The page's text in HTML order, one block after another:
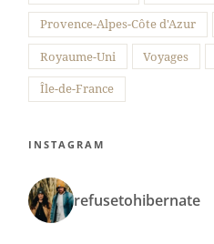
Provence-Alpes-Côte d'Azur
Royaume-Uni Voyages
Île-de-France
INSTAGRAM
refusetohibernate